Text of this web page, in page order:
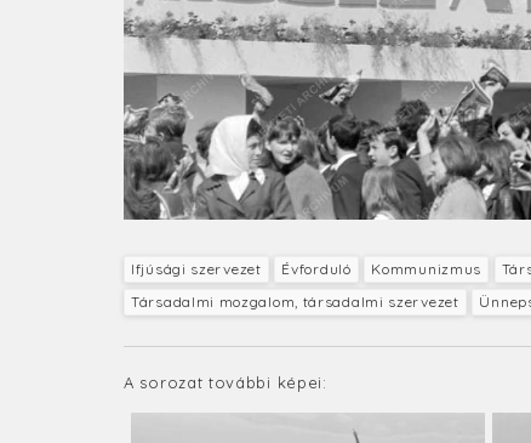
Ifjúsági szervezet Évforduló Kommunizmus
Társadalmi mozgalom, társadalmi szervezet
A sorozat további képei: